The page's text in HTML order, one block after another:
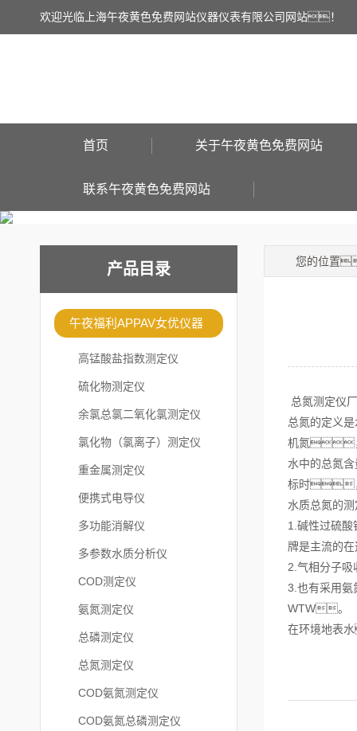
欢迎光临上海午夜黄色免费网站仪器仪表有限公司网站！
首页 关于午夜黄色免费网站
联系午夜黄色免费网站
产品目录
午夜福利APPAV女优仪器
高锰酸盐指数测定仪
硫化物测定仪
余氯总氯二氧化氯测定仪
氯化物（氯离子）测定仪
重金属测定仪
便携式电导仪
多功能消解仪
多参数水质分析仪
COD测定仪
氨氮测定仪
总磷测定仪
总氮测定仪
COD氨氮测定仪
COD氨氮总磷测定仪
您的位
总氮测定仪
总氮的定义
机氮，
水中的总氮
标时
水质总氮的
1.碱性过硫
牌是主流的
2.气相分子
3.也有采用
WTW。
在环境地表